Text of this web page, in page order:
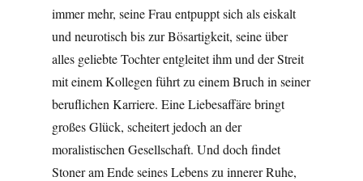
immer mehr, seine Frau entpuppt sich als eiskalt
und neurotisch bis zur Bösartigkeit, seine über
alles geliebte Tochter entgleitet ihm und der Streit
mit einem Kollegen führt zu einem Bruch in seiner
beruflichen Karriere. Eine Liebesaffäre bringt
großes Glück, scheitert jedoch an der
moralistischen Gesellschaft. Und doch findet
Stoner am Ende seines Lebens zu innerer Ruhe,